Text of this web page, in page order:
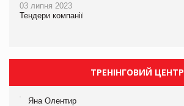
03 липня 2023
Тендери компанії
ТРЕНІНГОВИЙ ЦЕНТР
Яна Олентир